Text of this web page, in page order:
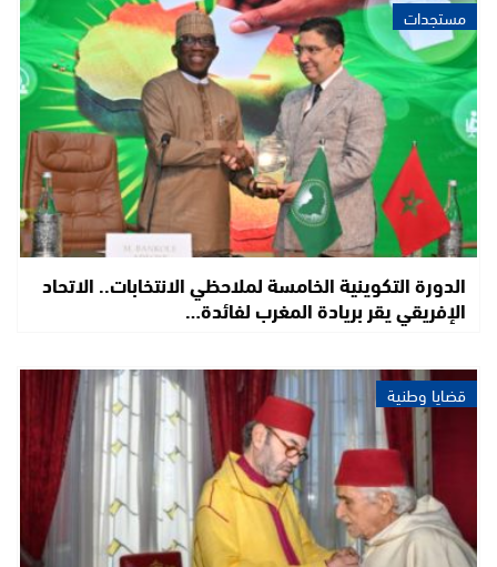
مستجدات
الدورة التكوينية الخامسة لملاحظي الانتخابات.. الاتحاد
الإفريقي يقر بريادة المغرب لفائدة…
قضايا وطنية